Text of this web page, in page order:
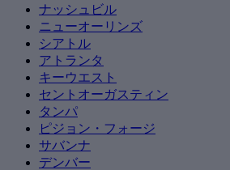
ナッシュビル
ニューオーリンズ
シアトル
アトランタ
キーウエスト
セントオーガスティン
タンパ
ピジョン・フォージ
サバンナ
デンバー